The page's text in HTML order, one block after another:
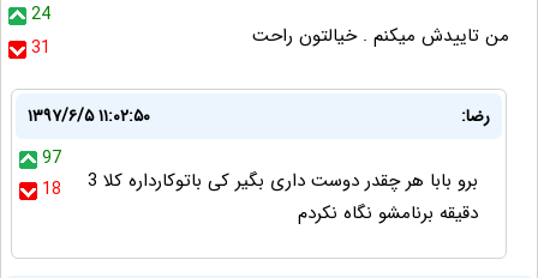
24
31
من تاییدش میکنم . خیالتون راحت
رضا:
۱۳۹۷/۶/۵ ۱۱:۰۲:۵۰
97
18
برو بابا هر چقدر دوست داری بگیر کی باتوکارداره کلا 3
دقیقه برنامشو نگاه نکردم